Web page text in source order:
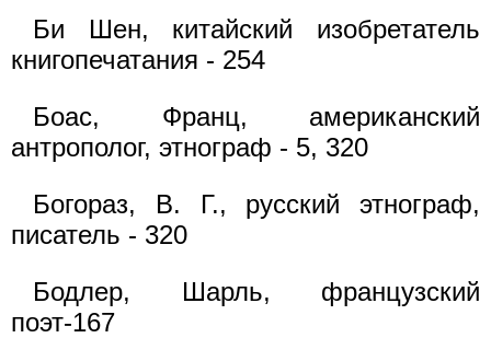
Би Шен, китайский изобретатель
книгопечатания - 254
Боас, Франц, американский
антрополог, этнограф - 5, 320
Богораз, В. Г., русский этнограф,
писатель - 320
Бодлер, Шарль, французский
поэт-167